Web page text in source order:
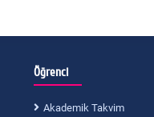
Öğrenci
Akademik Takvim